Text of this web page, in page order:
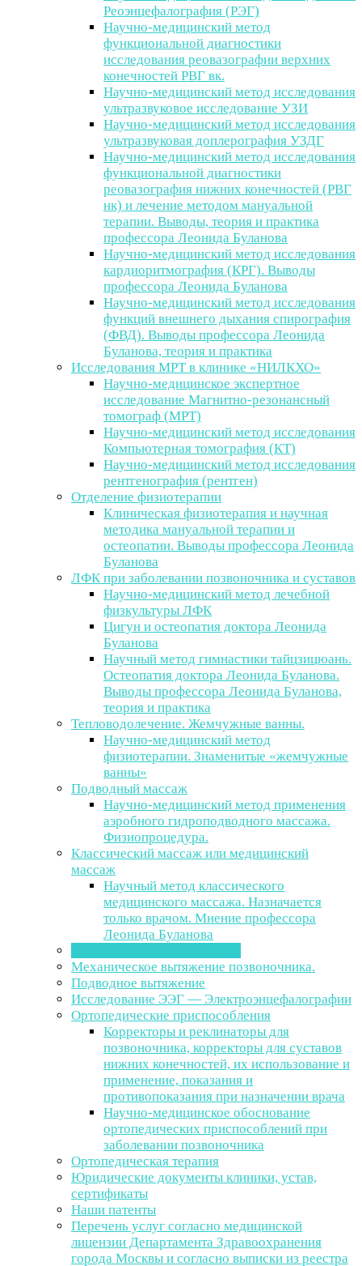
Реоэнцефалография (РЭГ)
Научно-медицинский метод
функциональной диагностики
исследования реовазографии верхних
конечностей РВГ вк.
Научно-медицинский метод исследования
ультразвуковое исследование УЗИ
Научно-медицинский метод исследования
ультразвуковая доплерография УЗДГ
Научно-медицинский метод исследования
функциональной диагностики
реовазография нижних конечностей (РВГ
нк) и лечение методом мануальной
терапии. Выводы, теория и практика
профессора Леонида Буланова
Научно-медицинский метод исследования
кардиоритмография (КРГ). Выводы
профессора Леонида Буланова
Научно-медицинский метод исследования
функций внешнего дыхания спирография
(ФВД). Выводы профессора Леонида
Буланова, теория и практика
Исследования МРТ в клинике «НИЛКХО»
Научно-медицинское экспертное
исследование Магнитно-резонансный
томограф (МРТ)
Научно-медицинский метод исследования
Компьютерная томография (КТ)
Научно-медицинский метод исследования
рентгенография (рентген)
Отделение физиотерапии
Клиническая физиотерапия и научная
методика мануальной терапии и
остеопатии. Выводы профессора Леонида
Буланова
ЛФК при заболевании позвоночника и суставов
Научно-медицинский метод лечебной
физкультуры ЛФК
Цигун и остеопатия доктора Леонида
Буланова
Научный метод гимнастики тайцзицюань.
Остеопатия доктора Леонида Буланова.
Выводы профессора Леонида Буланова,
теория и практика
Тепловодолечение. Жемчужные ванны.
Научно-медицинский метод
физиотерапии. Знаменитые «жемчужные
ванны»
Подводный массаж
Научно-медицинский метод применения
аэробного гидроподводного массажа.
Физиопроцедура.
Классический массаж или медицинский
массаж
Научный метод классического
медицинского массажа. Назначается
только врачом. Мнение профессора
Леонида Буланова
Механическое вытяжение позвоночника.
Подводное вытяжение
Исследование ЭЭГ — Электроэнцефалографии
Ортопедические приспособления
Корректоры и реклинаторы для
позвоночника, корректоры для суставов
нижних конечностей, их использование и
применение, показания и
противопоказания при назначении врача
Научно-медицинское обоснование
ортопедических приспособлений при
заболевании позвоночника
Ортопедическая терапия
Юридические документы клиники, устав,
сертификаты
Наши патенты
Перечень услуг согласно медицинской
лицензии Департамента Здравоохранения
города Москвы и согласно выписки из реестра